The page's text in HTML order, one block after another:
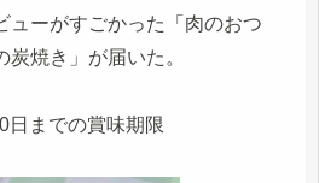
ューがすごかった「肉のおつ
焼き」が届いた。
日までの賞味期限